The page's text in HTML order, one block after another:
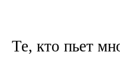
Те, кто пьет